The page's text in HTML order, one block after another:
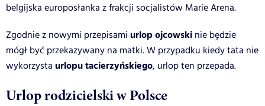
belgijska europosłanka z frakcji socjalistów Marie Arena.
Zgodnie z nowymi przepisami urlop ojcowski nie będzie
mógł być przekazywany na matki. W przypadku kiedy tata nie
wykorzysta urlopu tacierzyńskiego, urlop ten przepada.
Urlop rodzicielski w Polsce